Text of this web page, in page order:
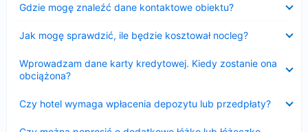
Gdzie mogę znaleźć dane kontaktowe obiektu?
Jak mogę sprawdzić, ile będzie kosztował nocleg?
Wprowadzam dane karty kredytowej. Kiedy zostanie ona
obciążona?
Czy hotel wymaga wpłacenia depozytu lub przedpłaty?